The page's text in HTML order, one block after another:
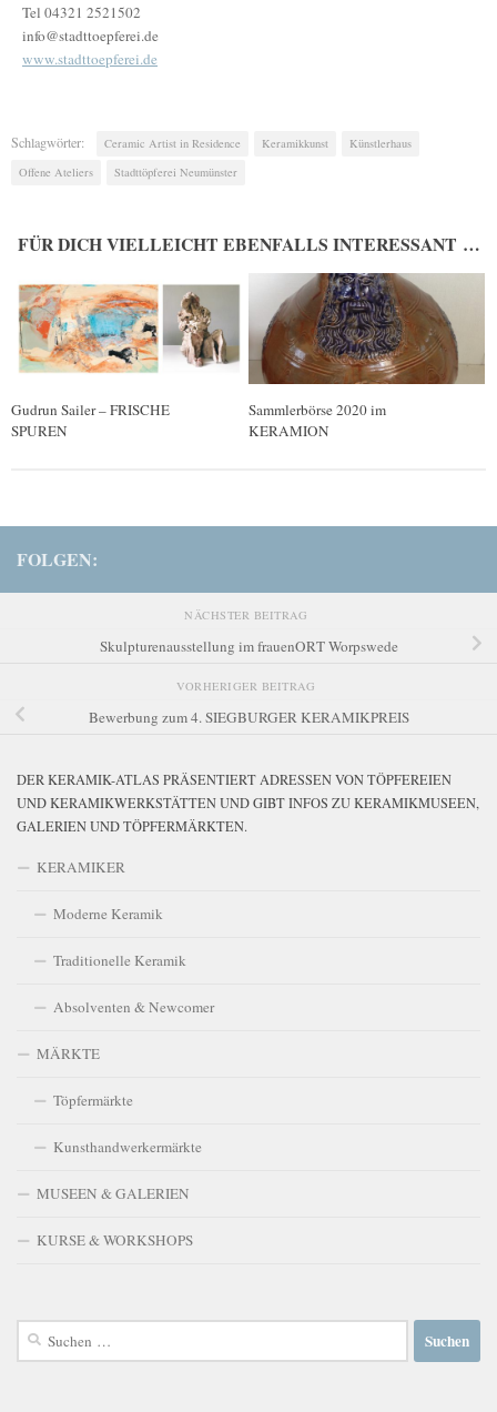
Tel 04321 2521502
info@stadttoepferei.de
www.stadttoepferei.de
Schlagwörter: Ceramic Artist in Residence Keramikkunst
Künstlerhaus
Offene Ateliers
Stadttöpferei Neumünster
FÜR DICH VIELLEICHT EBENFALLS INTERESSANT …
Gudrun Sailer – FRISCHE
SPUREN
Sammlerbörse 2020 im
KERAMION
FOLGEN:
NÄCHSTER BEITRAG
Skulpturenausstellung im frauenORT Worpswede
VORHERIGER BEITRAG
Bewerbung zum 4. SIEGBURGER KERAMIKPREIS
DER KERAMIK-ATLAS PRÄSENTIERT ADRESSEN VON TÖPFEREIEN
UND KERAMIKWERKSTÄTTEN UND GIBT INFOS ZU KERAMIKMUSEEN,
GALERIEN UND TÖPFERMÄRKTEN.
KERAMIKER
Moderne Keramik
Traditionelle Keramik
Absolventen & Newcomer
MÄRKTE
Töpfermärkte
Kunsthandwerkermärkte
MUSEEN & GALERIEN
KURSE & WORKSHOPS
Suchen